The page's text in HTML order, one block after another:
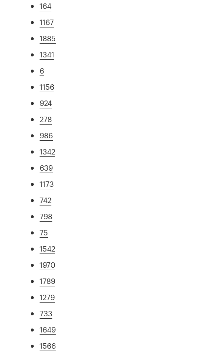
164
1167
1885
1341
6
1156
924
278
986
1342
639
1173
742
798
75
1542
1970
1789
1279
733
1649
1566